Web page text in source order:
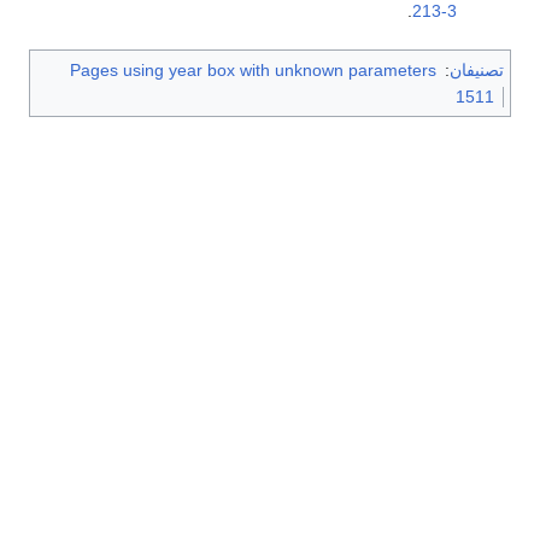
213-3
تصنيفان:
Pages using year box with unknown parameters
1511